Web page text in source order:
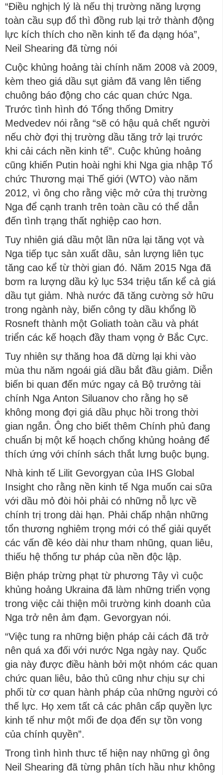
“Điều nghịch lý là nếu thị trường năng lượng
toàn cầu sụp đổ thì đồng rub lại trở thành động
lực kích thích cho nền kinh tế đa dạng hóa”,
Neil Shearing đã từng nói
Cuộc khủng hoảng tài chính năm 2008 và 2009,
kèm theo giá dầu sụt giảm đã vang lên tiếng
chuông báo động cho các quan chức Nga.
Trước tình hình đó Tổng thống Dmitry
Medvedev nói rằng “sẽ có hậu quả chết người
nếu chờ đợi thị trường dầu tăng trở lại trước
khi cải cách nền kinh tế”. Cuộc khủng hoảng
cũng khiến Putin hoài nghi khi Nga gia nhập Tổ
chức Thương mại Thế giới (WTO) vào năm
2012, vì ông cho rằng việc mở cửa thị trường
Nga để cạnh tranh trên toàn cầu có thể dẫn
đến tình trạng thất nghiệp cao hơn.
Tuy nhiên giá dầu một lần nữa lại tăng vọt và
Nga tiếp tục sản xuất dầu, sản lượng liên tục
tăng cao kể từ thời gian đó. Năm 2015 Nga đã
bơm ra lượng dầu kỷ lục 534 triệu tấn kể cả giá
dầu tụt giảm. Nhà nước đã tăng cường sở hữu
trong ngành này, biến công ty dầu khổng lồ
Rosneft thành một Goliath toàn cầu và phát
triển các kế hoạch đầy tham vọng ở Bắc Cực.
Tuy nhiên sự thăng hoa đã dừng lại khi vào
mùa thu năm ngoái giá dầu bắt đầu giảm. Diễn
biến bi quan đến mức ngay cả Bộ trưởng tài
chính Nga Anton Siluanov cho rằng họ sẽ
không mong đợi giá dầu phục hồi trong thời
gian ngắn. Ông cho biết thêm Chính phủ đang
chuẩn bị một kế hoạch chống khủng hoảng để
thích ứng với chính sách thắt lưng buộc bụng.
Nhà kinh tế Lilit Gevorgyan của IHS Global
Insight cho rằng nền kinh tế Nga muốn cai sữa
với dầu mỏ đòi hỏi phải có những nỗ lực về
chính trị trong dài hạn. Phải chấp nhận những
tổn thương nghiêm trọng mới có thể giải quyết
các vấn đề kéo dài như tham nhũng, quan liêu,
thiếu hệ thống tư pháp của nền độc lập.
Biện pháp trừng phạt từ phương Tây vì cuộc
khủng hoảng Ukraina đã làm những triển vọng
trong việc cải thiện môi trường kinh doanh của
Nga trở nên ảm đạm. Gevorgyan nói.
“Việc tung ra những biện pháp cải cách đã trở
nên quá xa đối với nước Nga ngày nay. Quốc
gia này được điều hành bởi một nhóm các quan
chức quan liêu, bảo thủ cũng như chịu sự chi
phối từ cơ quan hành pháp của những người có
thế lực. Họ xem tất cả các phân cấp quyền lực
kinh tế như một mối đe dọa đến sự tồn vong
của chính quyền”.
Trong tình hình thưc tế hiện nay những gì ông
Neil Shearing đã từng phân tích hầu như không